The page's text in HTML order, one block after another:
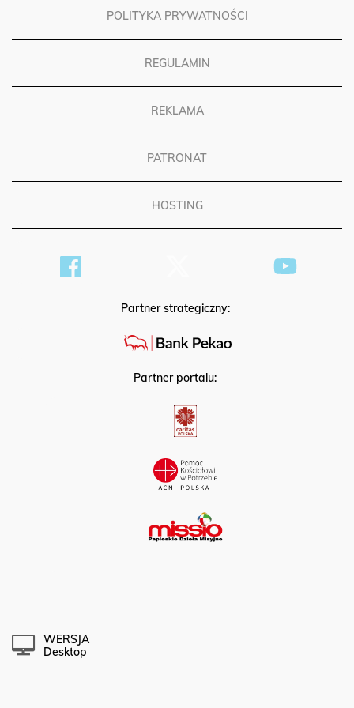
POLITYKA PRYWATNOŚCI
REGULAMIN
REKLAMA
PATRONAT
HOSTING
Partner strategiczny:
Partner portalu:
WERSJA
Desktop